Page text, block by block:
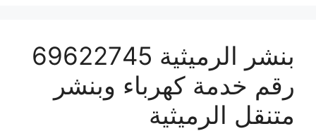
بنشر الرميثية 69622745
رقم خدمة كهرباء وبنشر
متنقل الرميثية